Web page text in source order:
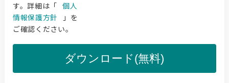
す。詳細は「 個人
情報保護方針
」を
ご確認ください。
ダウンロード(無料)